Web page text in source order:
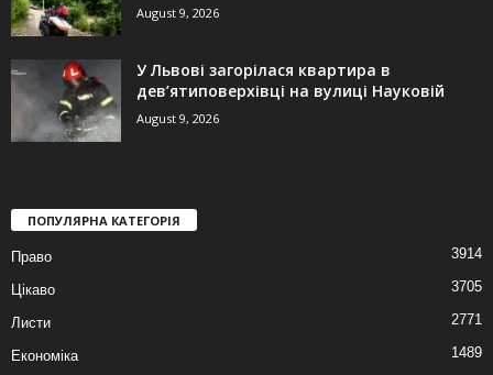
August 9, 2026
У Львові загорілася квартира в
дев’ятиповерхівці на вулиці Науковій
August 9, 2026
ПОПУЛЯРНА КАТЕГОРІЯ
Право 3914
Цікаво 3705
Листи 2771
Економіка 1489